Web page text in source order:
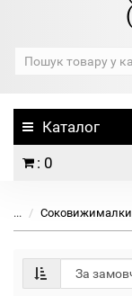
Каталог
: 0
... Соковижималки